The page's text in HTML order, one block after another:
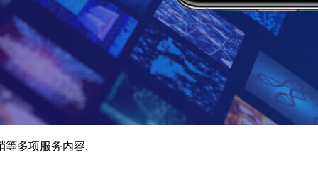
等多项服务内容.